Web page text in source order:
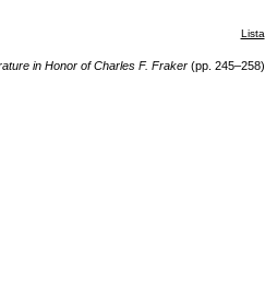
Lista
in Honor of Charles F. Fraker(pp.